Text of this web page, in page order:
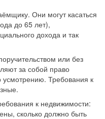
Они могут касаться
до 65 лет),
дохода и так
или без
за собой право
усмотрению. Требования к
к недвижимости:
сколько должно быть